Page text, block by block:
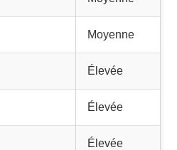
Moyenne
Élevée
Élevée
Élevée